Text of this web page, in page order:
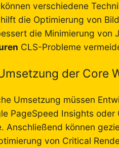
verschiedene
die Optimierung von
die Minimierung von
CLS-Probleme
der Core
Umsetzung müssen
PageSpeed Insights
Anschließend können
von Critical